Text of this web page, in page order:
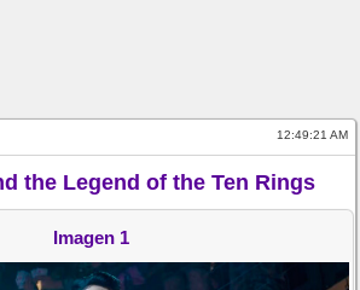
12:49:21 AM
the Legend of the Ten Rings
Imagen 1